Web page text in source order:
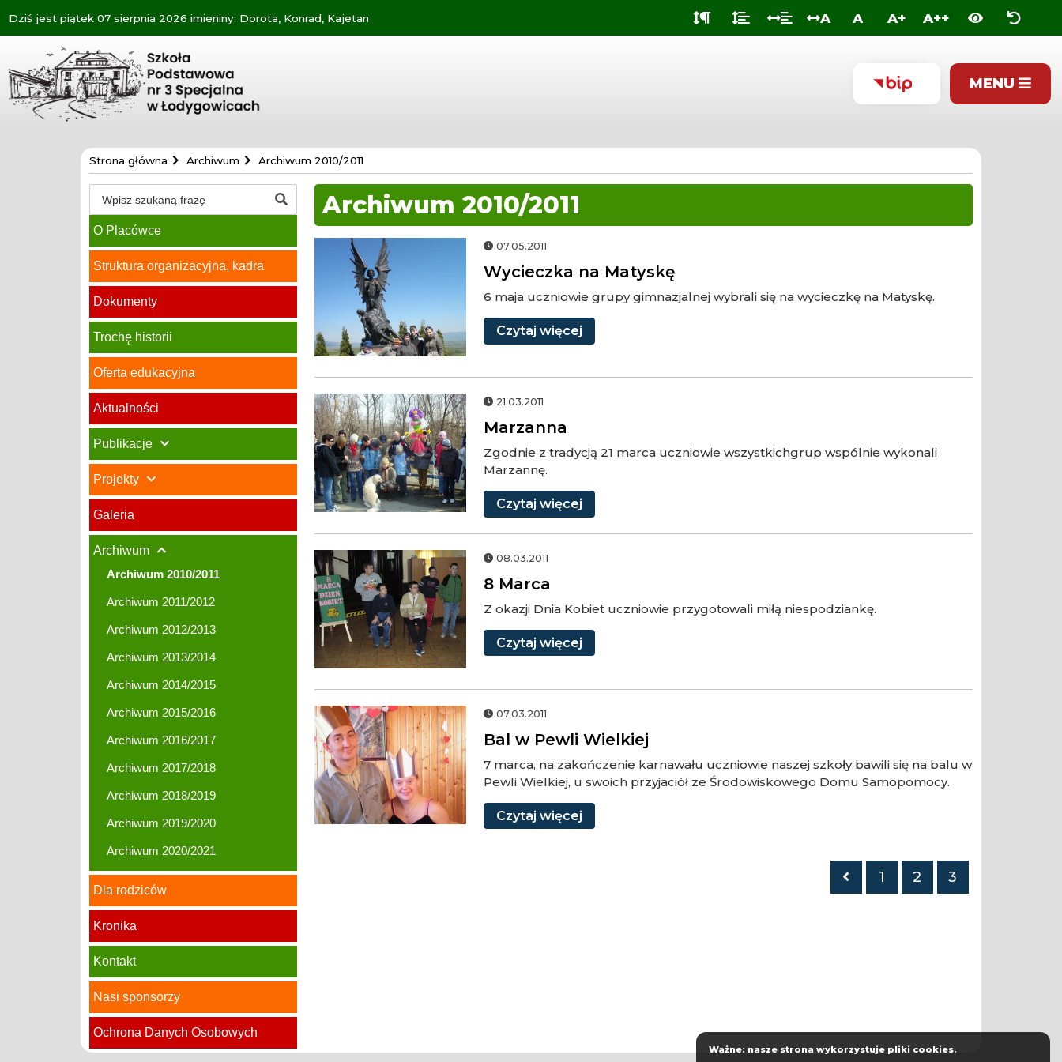
Dziś jest piątek 07 sierpnia 2026 imieniny: Dorota, Konrad, Kajetan A A A+ A++
Specjalna
Łodygowicach
MENU
Strona główna Archiwum Archiwum 2010/2011
O Placówce
Struktura organizacyjna, kadra
Dokumenty
Trochę historii
Oferta edukacyjna
Aktualności
Publikacje
Projekty
Galeria
Archiwum
Archiwum 2010/2011
Archiwum 2011/2012
Archiwum 2012/2013
Archiwum 2013/2014
Archiwum 2014/2015
Archiwum 2015/2016
Archiwum 2016/2017
Archiwum 2017/2018
Archiwum 2018/2019
Archiwum 2019/2020
Archiwum 2020/2021
Dla rodziców
Kronika
Kontakt
Nasi sponsorzy
Ochrona Danych Osobowych
Archiwum 2010/2011
Wycieczka
Matyskę
07.05.2011
Wycieczka na Matyskę
6 maja uczniowie grupy gimnazjalnej wybrali się na wycieczkę na Matyskę.
Czytaj więcej
Marzanna 21.03.2011
Marzanna
Zgodnie z tradycją 21 marca uczniowie wszystkichgrup wspólnie wykonali
Marzannę.
Czytaj więcej
8
Marca
08.03.2011
8 Marca
Z okazji Dnia Kobiet uczniowie przygotowali miłą niespodziankę.
Czytaj więcej
Bal
w
Pewli
Wielkiej
07.03.2011
Bal w Pewli Wielkiej
7 marca, na zakończenie karnawału uczniowie naszej szkoły bawili się na balu w
Pewli Wielkiej, u swoich przyjaciół ze Środowiskowego Domu Samopomocy.
Czytaj więcej
Poprzednia
strona
1 2 3
Ważne: nasze strona wykorzystuje pliki cookies.